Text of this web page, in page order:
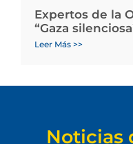
Expertos de la
“Gaza
Leer Más >>
Noticias